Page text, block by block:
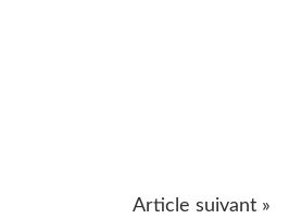
Article suivant »